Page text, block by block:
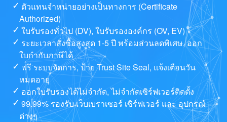
ตัวแทนจำหน่ายอย่างเป็นทางการ (Certificate
Authorized)
ใบรับรองทั่วไป (DV), ใบรับรององค์กร (OV, EV)
ระยะเวลาสั่งซื้อสูงสุด 1-5 ปี พร้อมส่วนลดพิเศษ, ออก
ใบกำกับภาษีได้
ฟรี ระบบจัดการ, ป้าย Trust Site Seal, แจ้งเตือนวัน
หมดอายุ
ออกใบรับรองได้ไม่จำกัด, ไม่จำกัดเซิร์ฟเวอร์ติดตั้ง
99.99% รองรับ เว็บเบราเซอร์ เซิร์ฟเวอร์ และ อุปกรณ์
ต่างๆ